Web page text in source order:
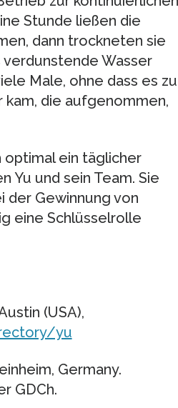
Stunde ließen die
dann trockneten sie
verdunstende Wasser
Male, ohne dass es zu
die aufgenommen,
ein täglicher
Yu und sein Team. Sie
der Gewinnung von
eine Schlüsselrolle
(USA),
yu
Germany.
GDCh.